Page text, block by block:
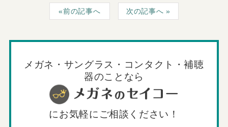
前の記事へ 次の記事へ
メガネ・サングラス・コンタクト・補聴
器のことなら
にお気軽にご相談ください！